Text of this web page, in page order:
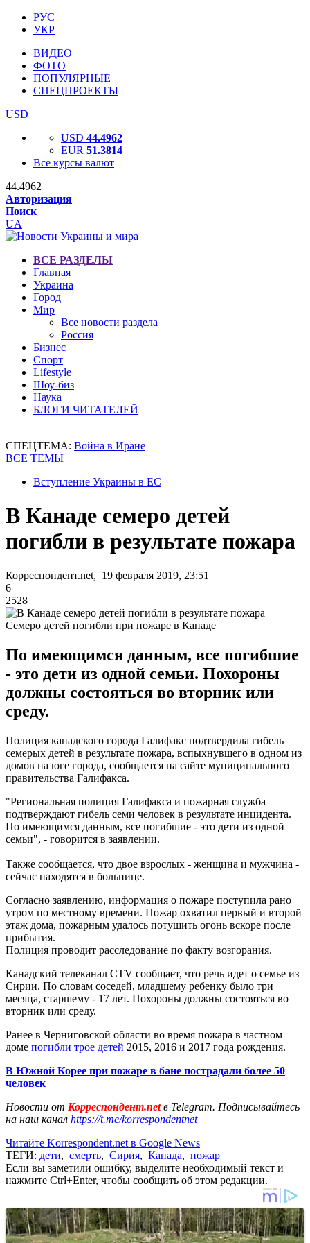
РУС
УКР
ВИДЕО
ФОТО
ПОПУЛЯРНЫЕ
СПЕЦПРОЕКТЫ
USD
USD 44.4962
EUR 51.3814
Все курсы валют
44.4962
Авторизация
Поиск
UA
ВСЕ РАЗДЕЛЫ
Главная
Украина
Город
Мир
Все новости раздела
Россия
Бизнес
Спорт
Lifestyle
Шоу-биз
Наука
БЛОГИ ЧИТАТЕЛЕЙ
СПЕЦТЕМА: Война в Иране
ВСЕ ТЕМЫ
Вступление Украины в ЕС
В Канаде семеро детей
погибли в результате пожара
Корреспондент.net, 19 февраля 2019, 23:51
6
2528
Семеро детей погибли при пожаре в Канаде
По имеющимся данным, все погибшие
- это дети из одной семьи. Похороны
должны состояться во вторник или
среду.
Полиция канадского города Галифакс подтвердила гибель
семерых детей в результате пожара, вспыхнувшего в одном из
домов на юге города, сообщается на сайте муниципального
правительства Галифакса.
"Региональная полиция Галифакса и пожарная служба
подтверждают гибель семи человек в результате инцидента.
По имеющимся данным, все погибшие - это дети из одной
семьи", - говорится в заявлении.
Также сообщается, что двое взрослых - женщина и мужчина -
сейчас находятся в больнице.
Согласно заявлению, информация о пожаре поступила рано
утром по местному времени. Пожар охватил первый и второй
этаж дома, пожарным удалось потушить огонь вскоре после
прибытия.
Полиция проводит расследование по факту возгорания.
Канадский телеканал CTV сообщает, что речь идет о семье из
Сирии. По словам соседей, младшему ребенку было три
месяца, старшему - 17 лет. Похороны должны состояться во
вторник или среду.
Ранее в Черниговской области во время пожара в частном
доме погибли трое детей 2015, 2016 и 2017 года рождения.
В Южной Корее при пожаре в бане пострадали более 50
человек
Новости от Корреспондент.netв Telegram. Подписывайтесь
на наш канал https://t.me/korrespondentnet
Читайте Korrespondent.net в Google News
ТЕГИ: дети, смерть, Сирия, Канада, пожар
Если вы заметили ошибку, выделите необходимый текст и
нажмите Ctrl+Enter, чтобы сообщить об этом редакции.